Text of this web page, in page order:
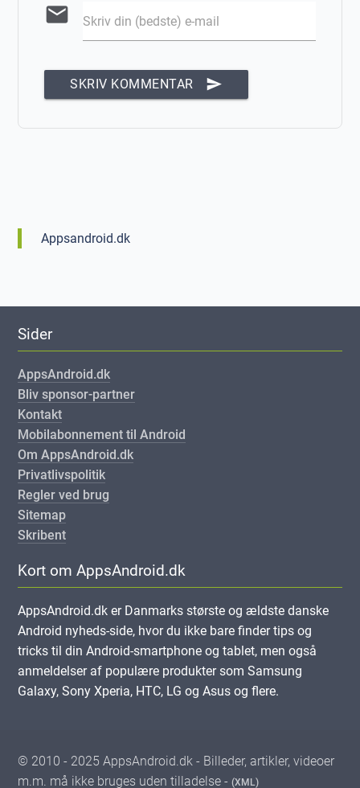
email Skriv din (bedste) e-mail
SKRIV KOMMENTAR send
Appsandroid.dk
Sider
AppsAndroid.dk
Bliv sponsor-partner
Kontakt
Mobilabonnement til Android
Om AppsAndroid.dk
Privatlivspolitik
Regler ved brug
Sitemap
Skribent
Kort om AppsAndroid.dk
AppsAndroid.dk er Danmarks største og ældste danske
Android nyheds-side, hvor du ikke bare finder tips og
tricks til din Android-smartphone og tablet, men også
anmeldelser af populære produkter som Samsung
Galaxy, Sony Xperia, HTC, LG og Asus og flere.
© 2010 - 2025 AppsAndroid.dk - Billeder, artikler, videoer
m.m. må ikke bruges uden tilladelse -(XML)